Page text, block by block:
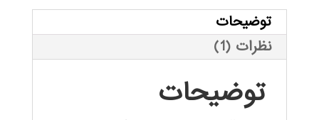
مشتری
توضیحات
نظرات (1)
توضیحات